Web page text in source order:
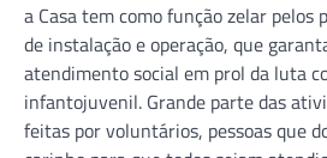
a Casa tem como função zelar pelos
de instalação e operação, que
atendimento social em prol da luta
infantojuvenil. Grande parte das
feitas por voluntários, pessoas que